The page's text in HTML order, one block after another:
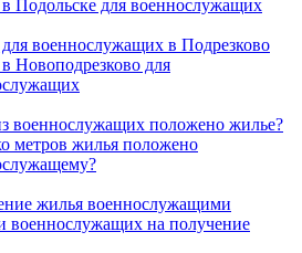
Подольске для военнослужащих
военнослужащих в Подрезково
Новоподрезково для
военнослужащих положено жилье?
метров жилья положено
жилья военнослужащими
военнослужащих на получение